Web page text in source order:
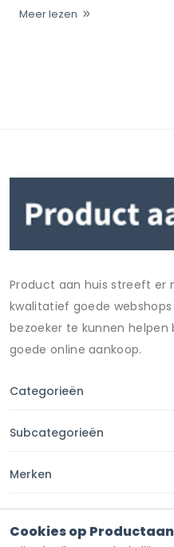
Meer lezen
Product aan huis streeft er
kwalitatief goede
bezoeker te kunnen helpen
goede online aankoop.
Categorieën
Subcategorieën
Merken
Cookies op